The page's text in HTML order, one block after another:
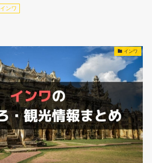
インワ
インワ